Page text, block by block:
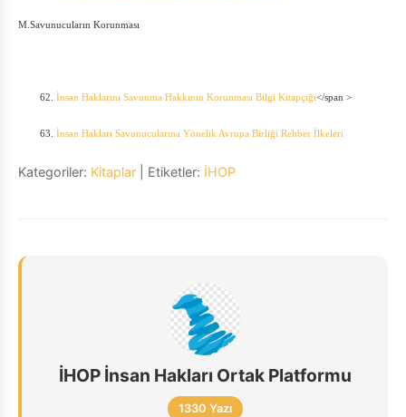
M.Savunucuların Korunması
62. İnsan Haklarını Savunma Hakkının Korunması Bilgi Kitapçığı</span >
63. İnsan Hakları Savunucularına Yönelik Avrupa Birliği Rehber İlkeleri
Kategoriler: Kitaplar | Etiketler: İHOP
İHOP İnsan Hakları Ortak Platformu
1330 Yazı